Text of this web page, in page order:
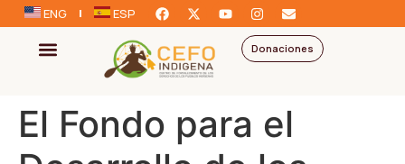
ENG ESP
Donaciones
El Fondo para el